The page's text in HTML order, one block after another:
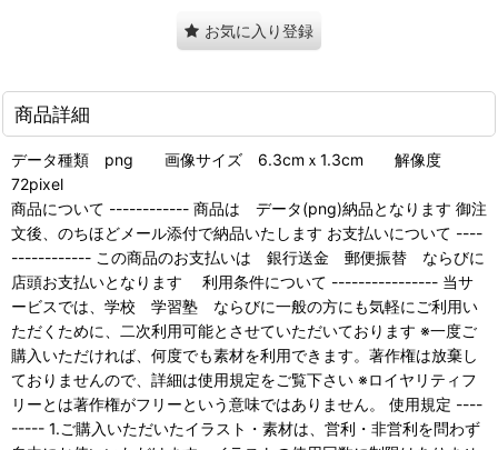
お気に入り登録
商品詳細
データ種類 png 画像サイズ 6.3cmｘ1.3cm 解像度
72pixel
商品について ------------ 商品は データ(png)納品となります 御注
文後、のちほどメール添付で納品いたします お支払いについて ----
------------ この商品のお支払いは 銀行送金 郵便振替 ならびに
店頭お支払いとなります 利用条件について ---------------- 当サ
ービスでは、学校 学習塾 ならびに一般の方にも気軽にご利用い
ただくために、二次利用可能とさせていただいております ※一度ご
購入いただければ、何度でも素材を利用できます。著作権は放棄し
ておりませんので、詳細は使用規定をご覧下さい ※ロイヤリティフ
リーとは著作権がフリーという意味ではありません。 使用規定 ----
----- 1.ご購入いただいたイラスト・素材は、営利・非営利を問わず